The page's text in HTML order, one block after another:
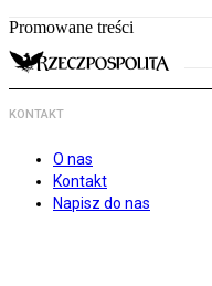
Promowane treści
KONTAKT
O nas
Kontakt
Napisz do nas